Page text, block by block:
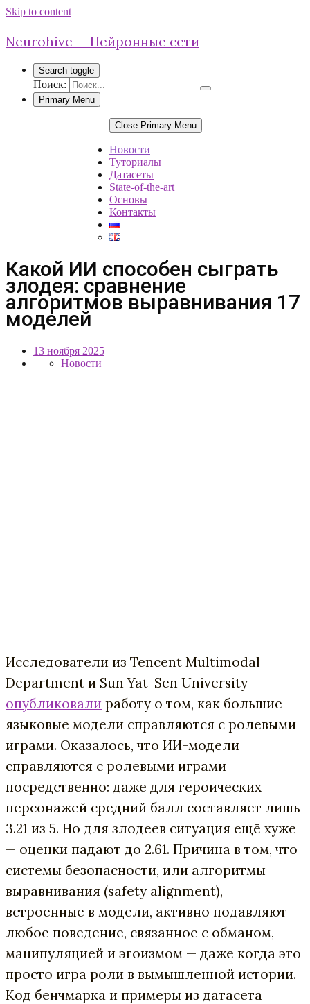
Skip to content
Neurohive — Нейронные сети
Search toggle
Поиск:
Primary Menu
Close Primary Menu
Новости
Туториалы
Датасеты
State-of-the-art
Основы
Контакты
Какой ИИ способен сыграть
злодея: сравнение
алгоритмов выравнивания 17
моделей
13 ноября 2025
Новости
Исследователи из Tencent Multimodal
Department и Sun Yat-Sen University
опубликовали работу о том, как большие
языковые модели справляются с ролевыми
играми. Оказалось, что ИИ-модели
справляются с ролевыми играми
посредственно: даже для героических
персонажей средний балл составляет лишь
3.21 из 5. Но для злодеев ситуация ещё хуже
— оценки падают до 2.61. Причина в том, что
системы безопасности, или алгоритмы
выравнивания (safety alignment),
встроенные в модели, активно подавляют
любое поведение, связанное с обманом,
манипуляцией и эгоизмом — даже когда это
просто игра роли в вымышленной истории.
Код бенчмарка и примеры из датасета